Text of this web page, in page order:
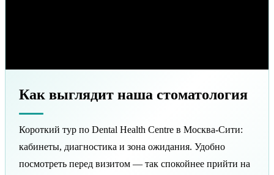
Как выглядит наша стоматология
Короткий тур по Dental Health Centre в Москва-Сити:
кабинеты, диагностика и зона ожидания. Удобно
посмотреть перед визитом — так спокойнее прийти на